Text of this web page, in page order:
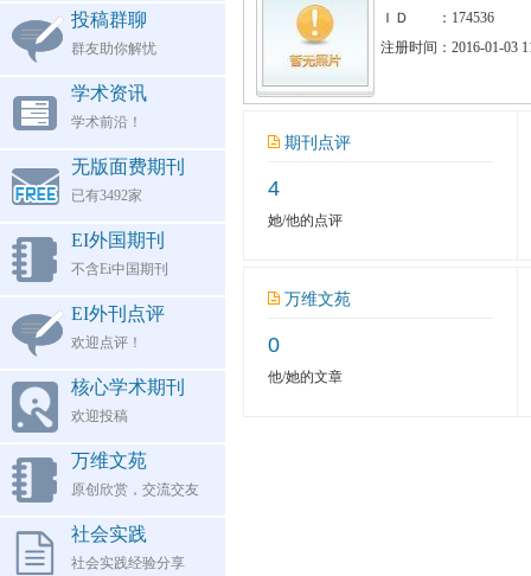
投稿群聊
群友助你解忧
学术资讯
学术前沿！
无版面费期刊
已有3492家
EI外国期刊
不含Ei中国期刊
EI外刊点评
欢迎点评！
核心学术期刊
欢迎投稿
万维文苑
原创欣赏，交流交友
社会实践
社会实践经验分享
ＩＤ ：174536
注册时间：2016-01-03
期刊点评
4
她/他的点评
万维文苑
0
他/她的文章